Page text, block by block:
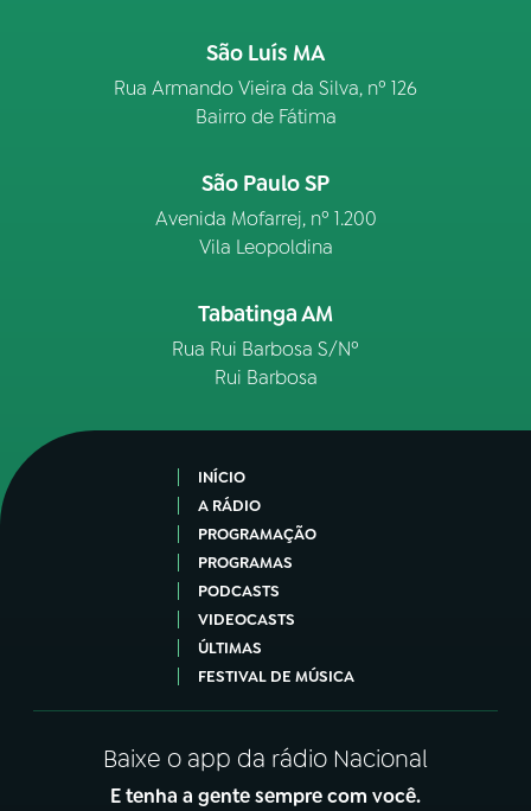
São Luís MA
Rua Armando Vieira da Silva, nº 126
Bairro de Fátima
São Paulo SP
Avenida Mofarrej, nº 1.200
Vila Leopoldina
Tabatinga AM
Rua Rui Barbosa S/Nº
Rui Barbosa
INÍCIO
A RÁDIO
PROGRAMAÇÃO
PROGRAMAS
PODCASTS
VIDEOCASTS
ÚLTIMAS
FESTIVAL DE MÚSICA
Baixe o app da rádio Nacional
E tenha a gente sempre com você.